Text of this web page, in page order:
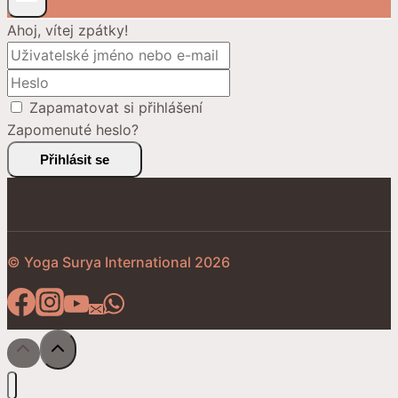
Ahoj, vítej zpátky!
Zapamatovat si přihlášení
Zapomenuté heslo?
Přihlásit se
© Yoga Surya International 2026